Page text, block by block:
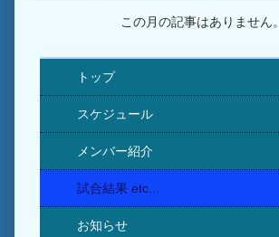
この月の記事はありません。
トップ
スケジュール
メンバー紹介
試合結果 etc...
お知らせ